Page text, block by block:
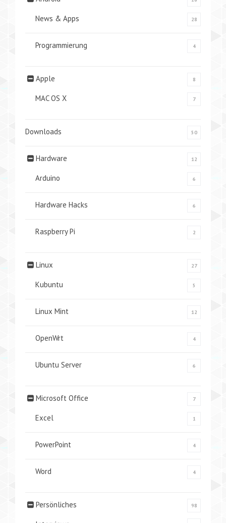
News & Apps 28
Programmierung 4
Apple 8
MAC OS X 7
Downloads 50
Hardware 12
Arduino 6
Hardware Hacks 6
Raspberry Pi 2
Linux 27
Kubuntu 5
Linux Mint 12
OpenWrt 4
Ubuntu Server 6
Microsoft Office 7
Excel 1
PowerPoint 4
Word 4
Persönliches 98